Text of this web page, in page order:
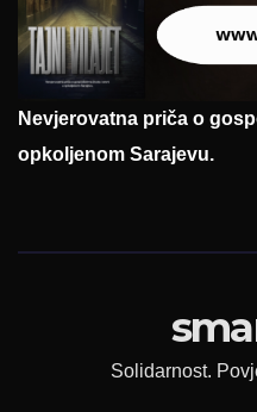
Nevjerovatna priča o
opkoljenom Sarajevu.
Solidarnost.